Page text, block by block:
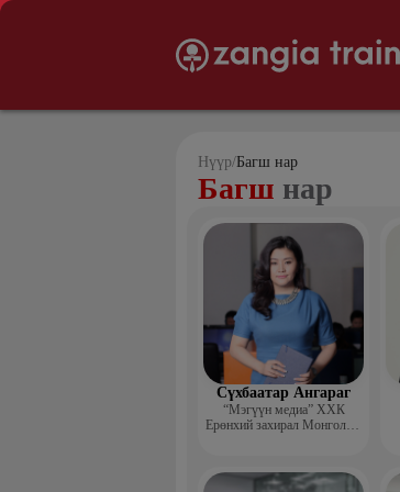
Нүүр/Багш нар
Багш нар
Сүхбаатар Ангараг
“Мэгүүн медиа” ХХК
Ерөнхий захирал Монголын